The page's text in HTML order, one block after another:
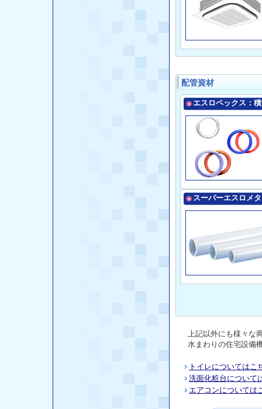
配管資材
エスロペックス：
スーパーエスロメ
上記以外にも様々な
水まわり の住宅設備
トイレについてはこ
洗面化粧台について
エアコンについては